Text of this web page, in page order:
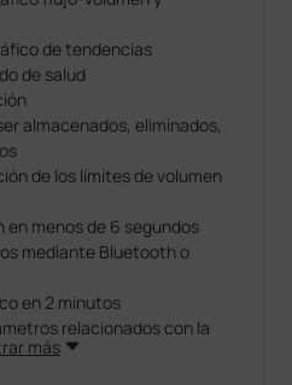
de tendencias
de salud
almacenados, eliminados,
de los límites de volumen
en menos de 6 segundos
mediante Bluetooth o
en 2 minutos
relacionados con la
FVC, PEF, FEF 25, FEF 50,
más